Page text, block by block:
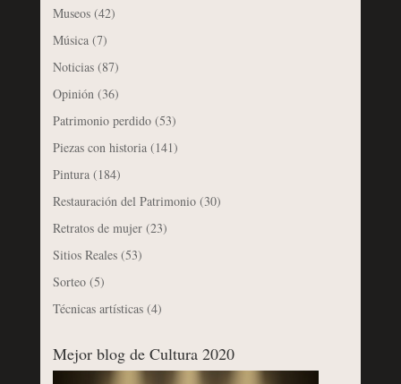
Museos(42)
Música(7)
Noticias(87)
Opinión(36)
Patrimonio perdido(53)
Piezas con historia(141)
Pintura(184)
Restauración del Patrimonio(30)
Retratos de mujer(23)
Sitios Reales(53)
Sorteo(5)
Técnicas artísticas(4)
Mejor blog de Cultura 2020